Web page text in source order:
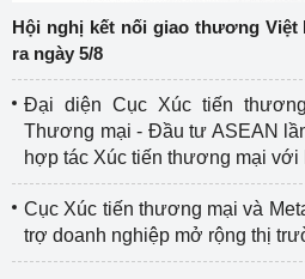
Hội nghị kết nối giao thương Việt
ra ngày 5/8
Đại diện Cục Xúc tiến
Thương mại - Đầu tư ASEAN
hợp tác Xúc tiến thương mại với
Cục Xúc tiến thương mại và
trợ doanh nghiệp mở rộng thị